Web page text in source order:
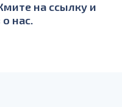
на ссылку и
нас.